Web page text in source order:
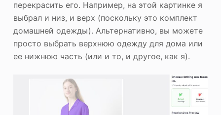
перекрасить его. Например, на этой картинке я
выбрал и низ, и верх (поскольку это комплект
домашней одежды). Альтернативно, вы можете
просто выбрать верхнюю одежду для дома или
ее нижнюю часть (или и то, и другое, как я).